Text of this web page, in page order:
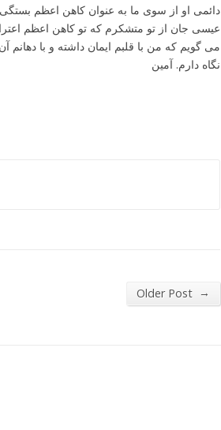
دائمی او از سوی ما به عنوان کاهن اعظم بستگی
عیسی جان از تو متشکرم که تو کاهن اعظم
می گویم که من با قلبم ایمان داشته و با دهانم
نگاه دارم. آمین
Older Post →